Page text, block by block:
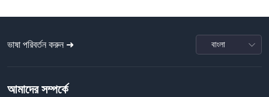
ভাষা পরিবর্তন করুন ➜
আমাদের সম্পর্কে